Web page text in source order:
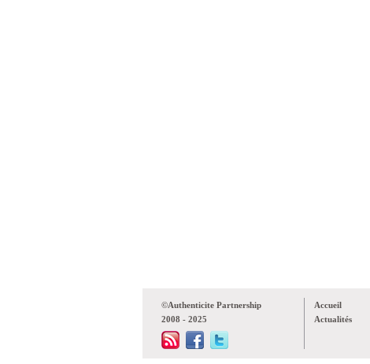
©Authenticite Partnership
2008 - 2025
Accueil
Actualités